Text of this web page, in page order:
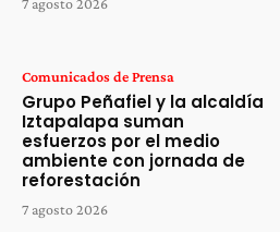
7 agosto 2026
Comunicados de Prensa
Grupo Peñafiel y la alcaldía
Iztapalapa suman
esfuerzos por el medio
ambiente con jornada de
reforestación
7 agosto 2026